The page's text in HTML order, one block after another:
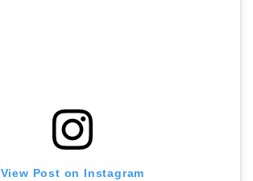
View Post on Instagram